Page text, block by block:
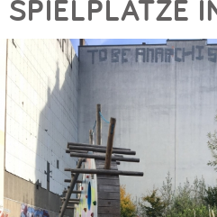
SPIELPLÄTZE